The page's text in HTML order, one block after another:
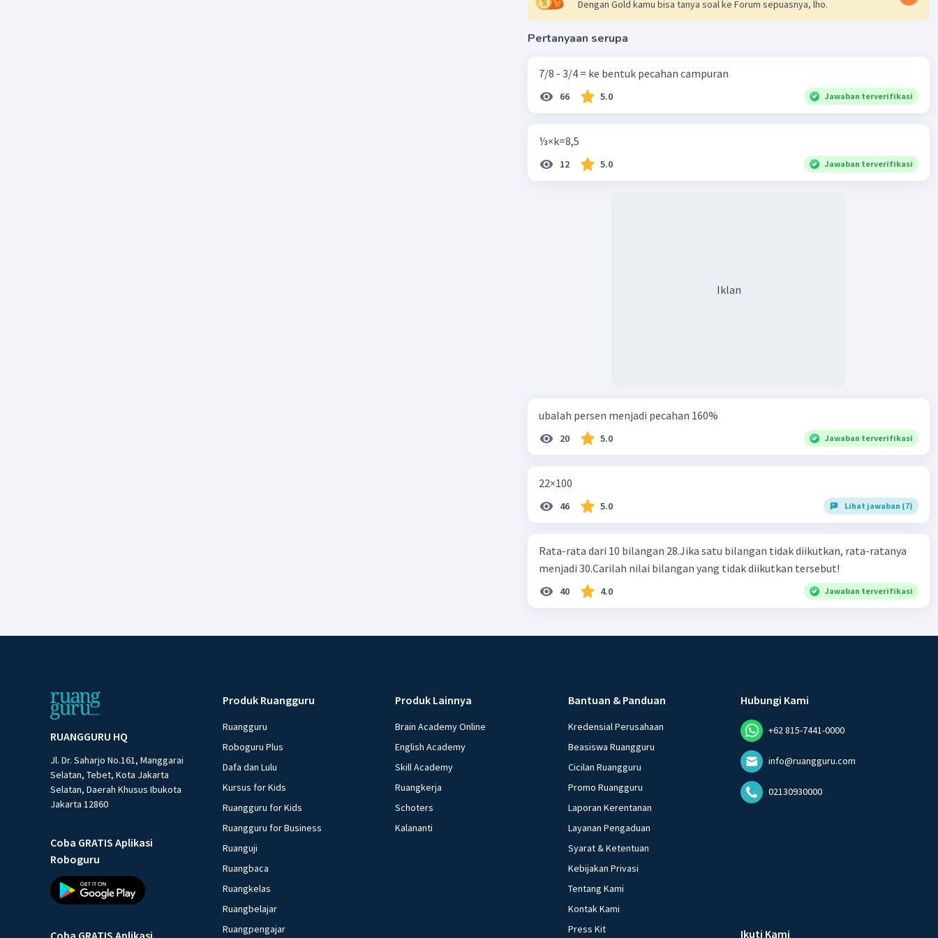
Dengan Gold kamu bisa tanya soal ke Forum sepuasnya, lho.
Pertanyaan serupa
7/8 - 3/4 = ke bentuk pecahan campuran
66 5.0 Jawaban terverifikasi
⅓×k=8,5
12 5.0 Jawaban terverifikasi
Iklan
ubalah persen menjadi pecahan 160%
20 5.0 Jawaban terverifikasi
22×100
46 5.0 Lihat jawaban (7)
Rata-rata dari 10 bilangan 28.Jika satu bilangan tidak diikutkan, rata-ratanya
menjadi 30.Carilah nilai bilangan yang tidak diikutkan tersebut!
40 4.0 Jawaban terverifikasi
RUANGGURU HQ
Jl. Dr. Saharjo No.161, Manggarai
Selatan, Tebet, Kota Jakarta
Selatan, Daerah Khusus Ibukota
Jakarta 12860
Coba GRATIS Aplikasi
Roboguru
Produk Ruangguru
Ruangguru
Roboguru Plus
Dafa dan Lulu
Kursus for Kids
Ruangguru for Kids
Ruangguru for Business
Ruanguji
Ruangbaca
Ruangkelas
Ruangbelajar
Ruangpengajar
Produk Lainnya
Brain Academy Online
English Academy
Skill Academy
Ruangkerja
Schoters
Kalananti
Bantuan & Panduan
Kredensial Perusahaan
Beasiswa Ruangguru
Cicilan Ruangguru
Promo Ruangguru
Laporan Kerentanan
Layanan Pengaduan
Syarat & Ketentuan
Kebijakan Privasi
Tentang Kami
Kontak Kami
Press Kit
Hubungi Kami
+62 815-7441-0000
info@ruangguru.com
02130930000
Ikuti Kami